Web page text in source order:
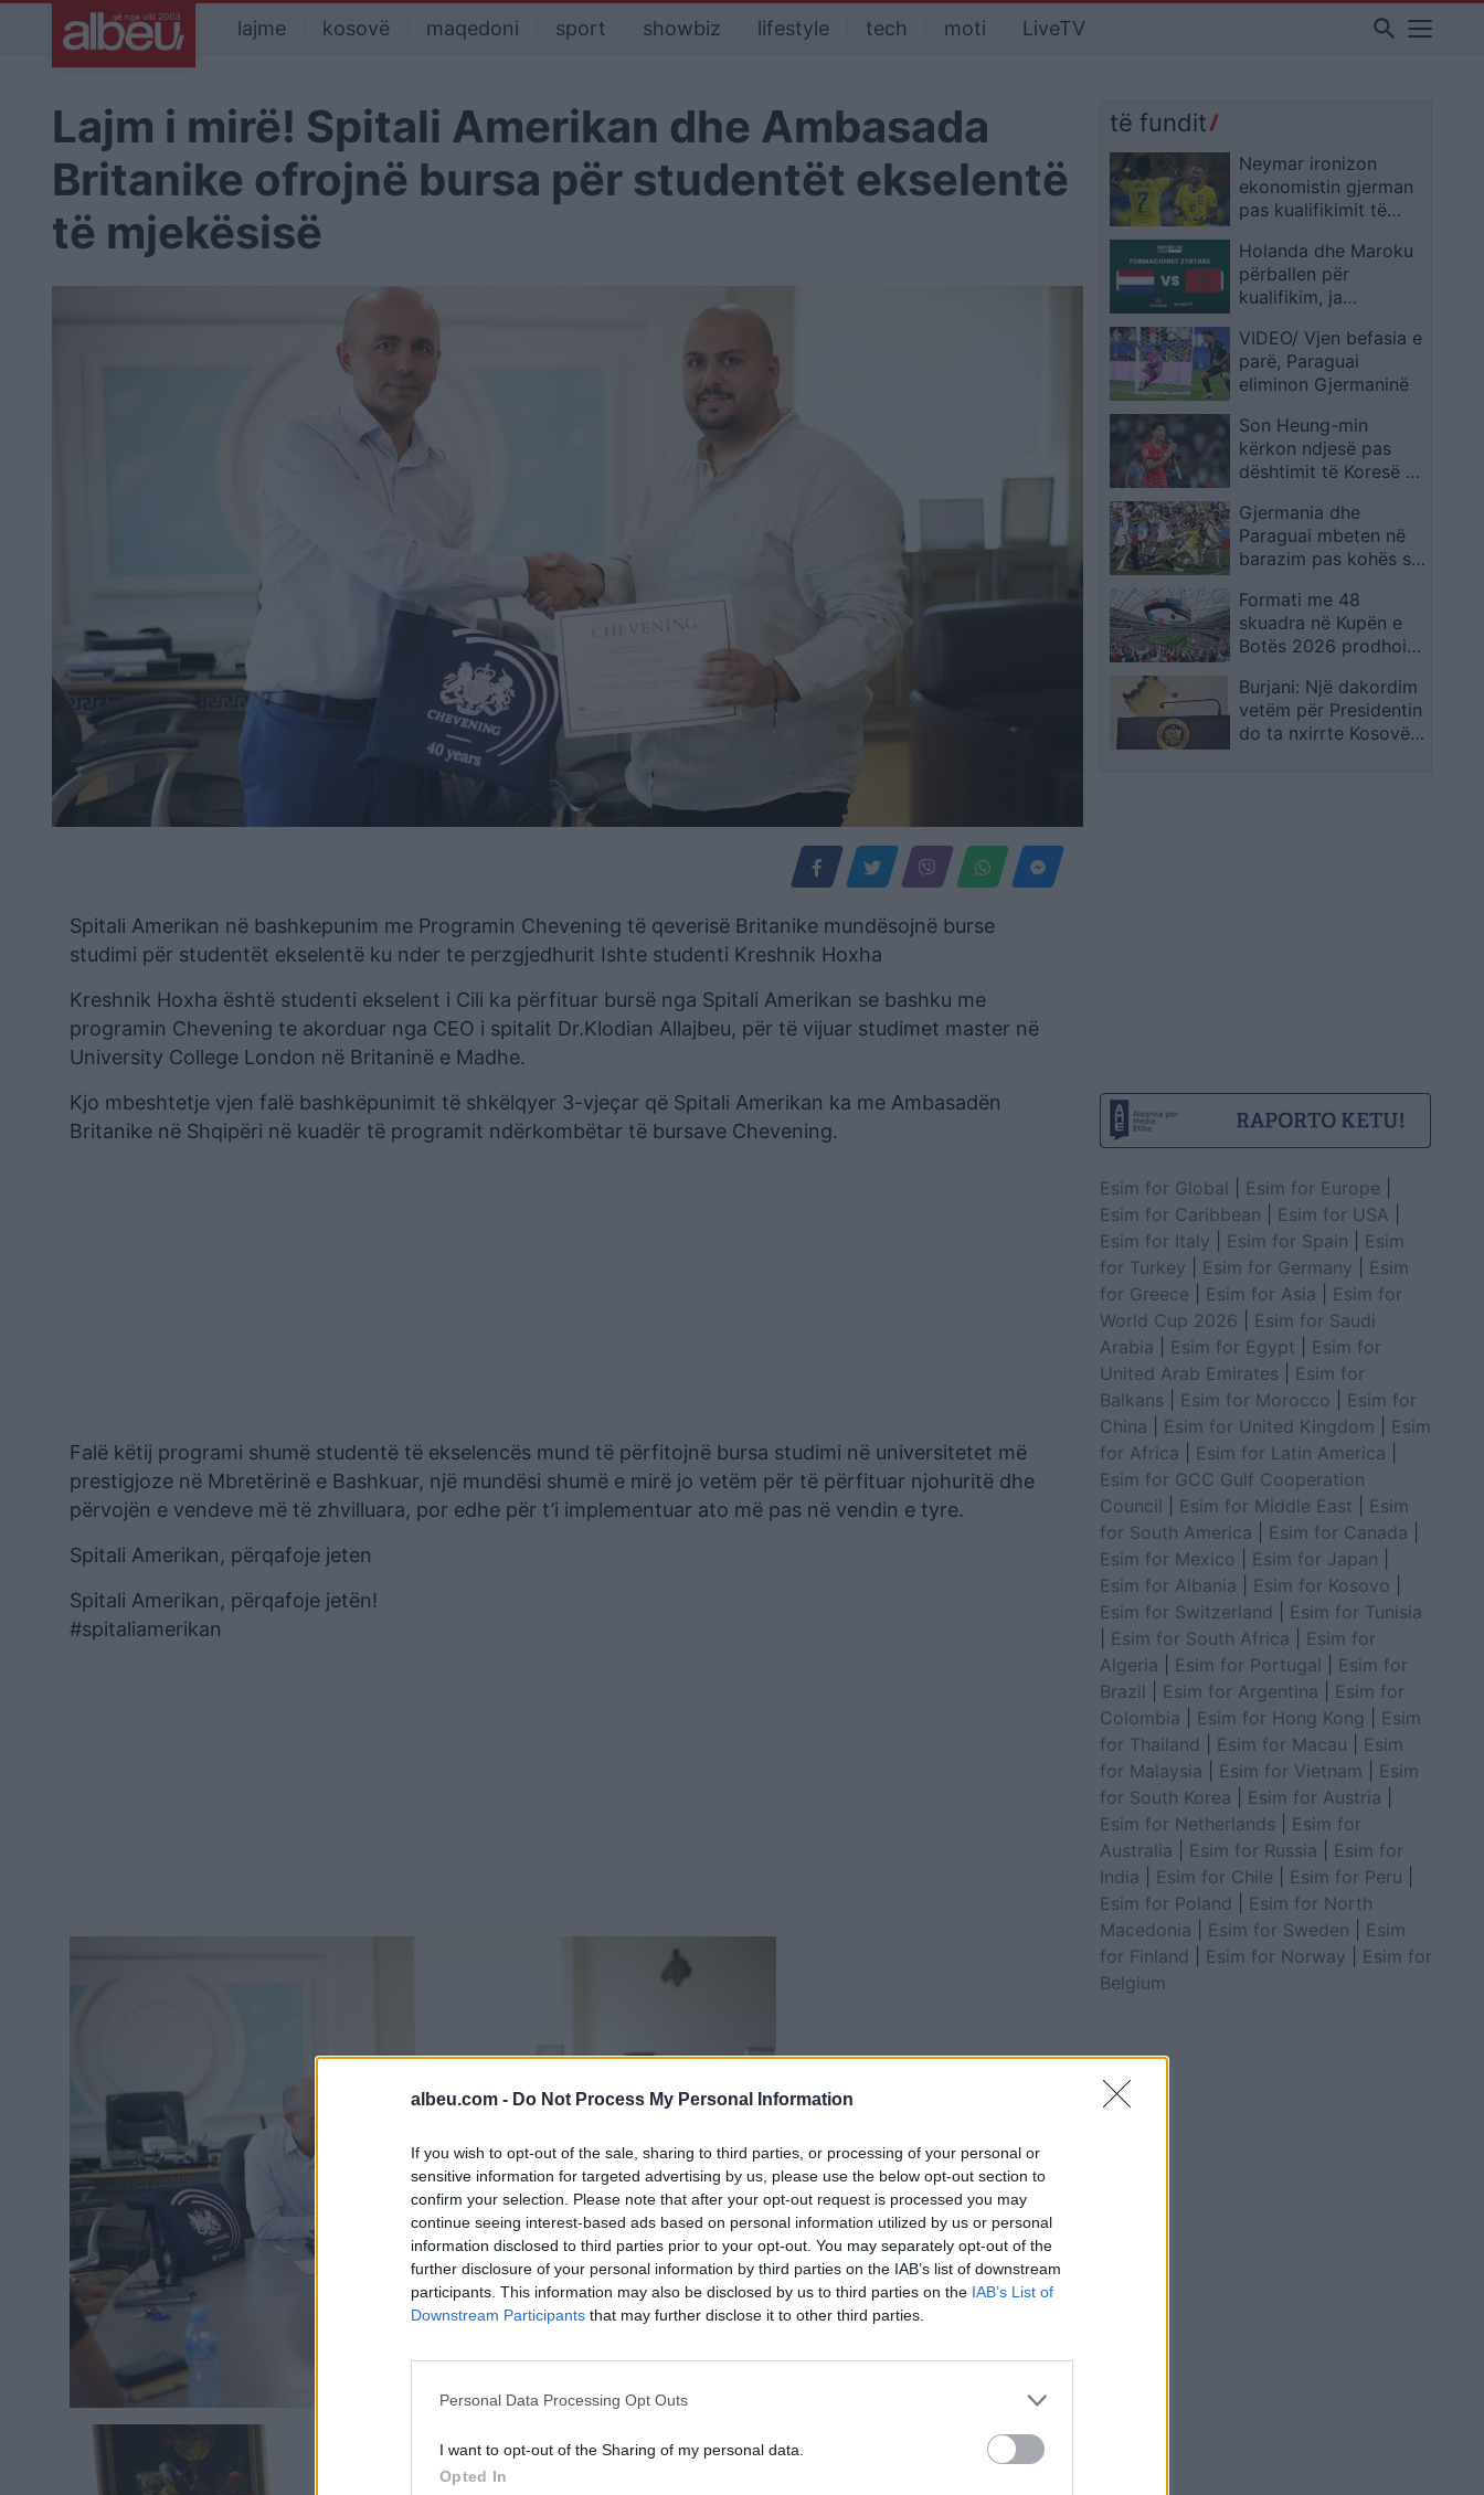
albeu.com - Do Not Process My Personal Information
If you wish to opt-out of the sale, sharing to third parties, or processing of your personal or
sensitive information for targeted advertising by us, please use the below opt-out section to
confirm your selection. Please note that after your opt-out request is processed you may
continue seeing interest-based ads based on personal information utilized by us or personal
information disclosed to third parties prior to your opt-out. You may separately opt-out of the
further disclosure of your personal information by third parties on the IAB’s list of downstream
participants. This information may also be disclosed by us to third parties on the IAB’s List of
Downstream Participants that may further disclose it to other third parties.
Personal Data Processing Opt Outs
I want to opt-out of the Sharing of my personal data.
Opted In
lajme kosovë maqedoni sport showbiz lifestyle tech moti LiveTV search
Lajm i mirë! Spitali Amerikan dhe Ambasada
Britanike ofrojnë bursa për studentët ekselentë
të mjekësisë
Spitali Amerikan në bashkepunim me Programin Chevening të qeverisë Britanike mundësojnë burse
studimi për studentët ekselentë ku nder te perzgjedhurit Ishte studenti Kreshnik Hoxha
Kreshnik Hoxha është studenti ekselent i Cili ka përfituar bursë nga Spitali Amerikan se bashku me
programin Chevening te akorduar nga CEO i spitalit Dr.Klodian Allajbeu, për të vijuar studimet master në
University College London në Britaninë e Madhe.
Kjo mbeshtetje vjen falë bashkëpunimit të shkëlqyer 3-vjeçar që Spitali Amerikan ka me Ambasadën
Britanike në Shqipëri në kuadër të programit ndërkombëtar të bursave Chevening.
Falë këtij programi shumë studentë të ekselencës mund të përfitojnë bursa studimi në universitetet më
prestigjoze në Mbretërinë e Bashkuar, një mundësi shumë e mirë jo vetëm për të përfituar njohuritë dhe
përvojën e vendeve më të zhvilluara, por edhe për t’i implementuar ato më pas në vendin e tyre.
Spitali Amerikan, përqafoje jeten
Spitali Amerikan, përqafoje jetën!
#spitaliamerikan
të fundit
Neymar ironizon
ekonomistin gjerman
pas kualifikimit të
në Botërorin e
ardhshëm
Holanda dhe Maroku
përballen për
kualifikim, ja
VIDEO/ Vjen befasia e
parë, Paraguai
eliminon Gjermaninë
Son Heung-min
kërkon ndjesë pas
dështimit të Koresë së
shpreh dhimbjen që
ndiejmë
Gjermania dhe
Paraguai mbeten në
barazim pas kohës së
vendoset në
vazhdime
Formati me 48
skuadra në Kupën e
Botës 2026 prodhoi
por favoritët mbetën
thuajse të paprekur
Burjani: Një dakordim
vetëm për Presidentin
do ta nxirrte Kosovën
Esim for Global Esim for Europe
Esim for Caribbean
Esim for USA
Esim for Italy
Esim for Spain
Esim
for Turkey
Esim for Germany
Esim
for Greece
Esim for Asia
Esim for
World Cup 2026
Esim for Saudi
Arabia
Esim for Egypt
Esim for
United Arab Emirates
Esim for
Balkans
Esim for Morocco
Esim for
China
Esim for United Kingdom
Esim
for Africa
Esim for Latin America
Esim for GCC Gulf Cooperation
Council
Esim for Middle East
Esim
for South America
Esim for Canada
Esim for Mexico
Esim for Japan
Esim for Albania
Esim for Kosovo
Esim for Switzerland
Esim for Tunisia
Esim for South Africa
Esim for
Algeria
Esim for Portugal
Esim for
Brazil
Esim for Argentina
Esim for
Colombia
Esim for Hong Kong
Esim
for Thailand
Esim for Macau
Esim
for Malaysia
Esim for Vietnam
Esim
for South Korea
Esim for Austria
Esim for Netherlands
Esim for
Australia
Esim for Russia
Esim for
India
Esim for Chile Esim for Peru
Esim for Poland
Esim for North
Macedonia
Esim for Sweden
Esim
for Finland
Esim for Norway
Esim for
Belgium